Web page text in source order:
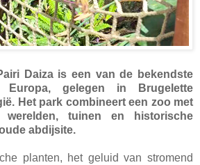
Daiza is een van de bekendste
Europa, gelegen in Brugelette
Het park combineert een zoo met
werelden, tuinen en historische
abdijsite.
planten, het geluid van stromend